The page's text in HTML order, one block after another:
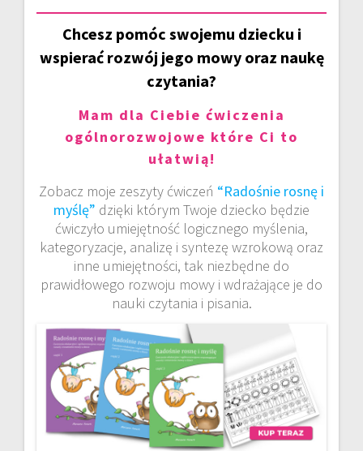
Chcesz pomóc swojemu dziecku i
wspierać rozwój jego mowy oraz naukę
czytania?
Mam dla Ciebie ćwiczenia
ogólnorozwojowe które Ci to
ułatwią!
Zobacz moje zeszyty ćwiczeń “Radośnie rosnę i
myślę” dzięki którym Twoje dziecko będzie
ćwiczyło umiejętność logicznego myślenia,
kategoryzacje, analizę i syntezę wzrokową oraz
inne umiejętności, tak niezbędne do
prawidłowego rozwoju mowy i wdrażające je do
nauki czytania i pisania.